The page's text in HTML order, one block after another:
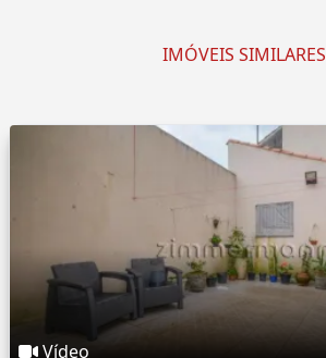
IMÓVEIS SIMILARES
Vídeo